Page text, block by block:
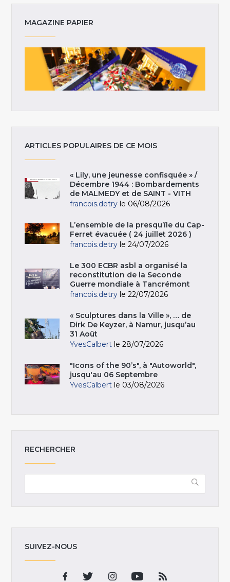
MAGAZINE PAPIER
ARTICLES POPULAIRES DE CE MOIS
« Lily, une jeunesse confisquée » /
Décembre 1944 : Bombardements
de MALMEDY et de SAINT - VITH
francois.detry le 06/08/2026
L’ensemble de la presqu’île du Cap-
Ferret évacuée ( 24 juillet 2026 )
francois.detry le 24/07/2026
Le 300 ECBR asbl a organisé la
reconstitution de la Seconde
Guerre mondiale à Tancrémont
francois.detry le 22/07/2026
« Sculptures dans la Ville », … de
Dirk De Keyzer, à Namur, jusqu’au
31 Août
YvesCalbert le 28/07/2026
"Icons of the 90’s", à "Autoworld",
jusqu'au 06 Septembre
YvesCalbert le 03/08/2026
RECHERCHER
SUIVEZ-NOUS